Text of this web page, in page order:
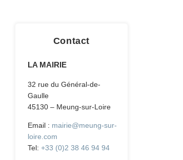
Contact
LA MAIRIE
32 rue du Général-de-
Gaulle
45130 – Meung-sur-Loire
Email : mairie@meung-sur-
loire.com
Tel:+33 (0)2 38 46 94 94